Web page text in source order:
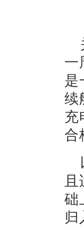
一
是
续
充
合
础
归